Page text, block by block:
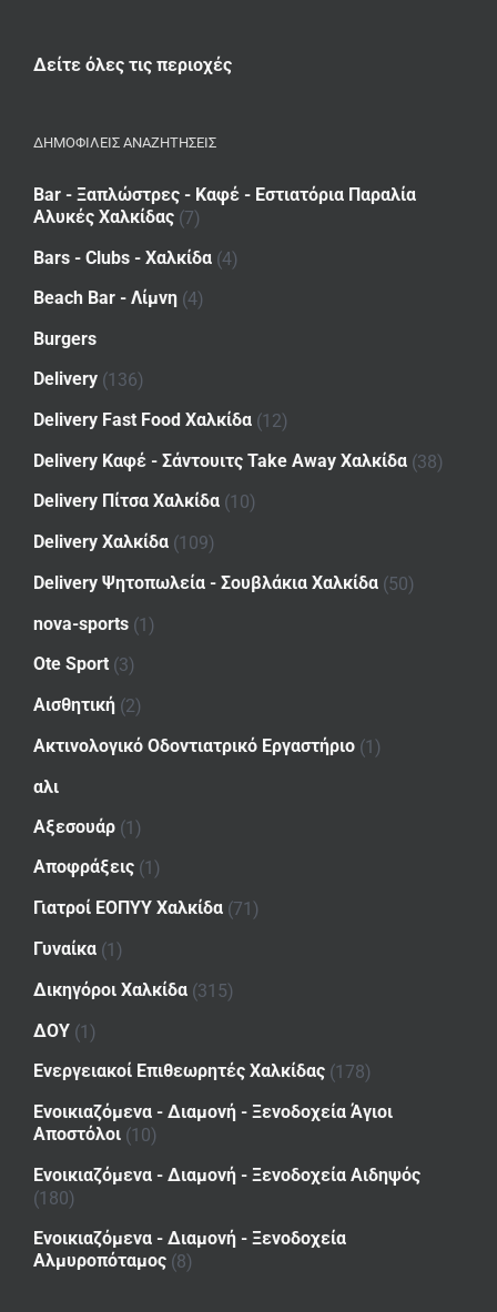
Δείτε όλες τις περιοχές
ΔΗΜΟΦΙΛΕΙΣ ΑΝΑΖΗΤΗΣΕΙΣ
Bar - Ξαπλώστρες - Καφέ - Εστιατόρια Παραλία
Αλυκές Χαλκίδας (7)
Bars - Clubs - Χαλκίδα (4)
Beach Bar - Λίμνη (4)
Burgers
Delivery (136)
Delivery Fast Food Χαλκίδα (12)
Delivery Καφέ - Σάντουιτς Take Away Χαλκίδα (38)
Delivery Πίτσα Χαλκίδα (10)
Delivery Χαλκίδα (109)
Delivery Ψητοπωλεία - Σουβλάκια Χαλκίδα (50)
nova-sports (1)
Ote Sport (3)
Αισθητική (2)
Ακτινολογικό Οδοντιατρικό Εργαστήριο (1)
αλι
Αξεσουάρ (1)
Αποφράξεις (1)
Γιατροί ΕΟΠΥΥ Χαλκίδα (71)
Γυναίκα (1)
Δικηγόροι Χαλκίδα (315)
ΔΟΥ (1)
Ενεργειακοί Επιθεωρητές Χαλκίδας (178)
Ενοικιαζόμενα - Διαμονή - Ξενοδοχεία Άγιοι
Αποστόλοι (10)
Ενοικιαζόμενα - Διαμονή - Ξενοδοχεία Αιδηψός
(180)
Ενοικιαζόμενα - Διαμονή - Ξενοδοχεία
Αλμυροπόταμος (8)